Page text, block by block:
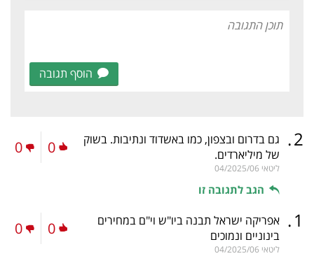
הוסף תגובה
2
. גם בדרום ובצפון, כמו באשדוד ונתיבות. בשוק
של מיליארדים.
ליטאי 04/2025/06
הגב לתגובה זו
0
0
1
. אפריקה ישראל תבנה ביו"ש וי"ם במחירים
בינוניים ונמוכים
ליטאי 04/2025/06
0
0